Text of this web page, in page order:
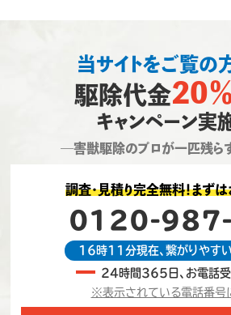
当サイトをご覧の
駆除代金20
キャンペーン実
―害獣駆除のプロが一匹残
調査・見積り完全無料！まずは
0120-
16時11分現在、繋がりやすい
24時間365日、お電話受
※表示されている電話番号